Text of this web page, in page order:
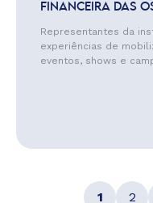
FINANCEIRA DAS
Representantes da
experiências de
eventos, shows e
1 2